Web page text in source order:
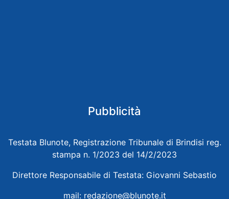
Pubblicità
Testata Blunote, Registrazione Tribunale di Brindisi reg.
stampa n. 1/2023 del 14/2/2023
Direttore Responsabile di Testata: Giovanni Sebastio
mail: redazione@blunote.it